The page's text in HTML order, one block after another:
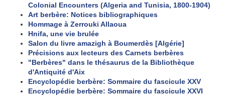
Colonial Encounters (Algeria and Tunisia, 1800-1904)
Art berbère: Notices bibliographiques
Hommage à Zerrouki Allaoua
Hnifa, une vie brulée
Salon du livre amazigh à Boumerdès [Algérie]
Précisions aux lecteurs des Carnets berbères
"Berbères" dans le thésaurus de la Bibliothèque
d'Antiquité d'Aix
Encyclopédie berbère: Sommaire du fascicule XXV
Encyclopédie berbère: Sommaire du fascicule XXVI